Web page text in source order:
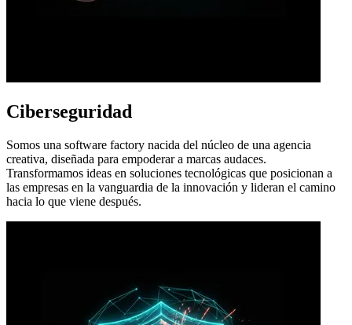
Ciberseguridad
Somos una software factory nacida del núcleo de una agencia
creativa, diseñada para empoderar a marcas audaces.
Transformamos ideas en soluciones tecnológicas que posicionan a
las empresas en la vanguardia de la innovación y lideran el camino
hacia lo que viene después.